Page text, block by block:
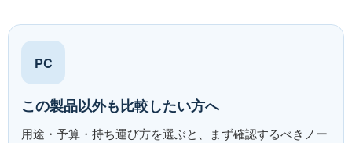
PC
この製品以外も比較したい方へ
用途・予算・持ち運び方を選ぶと、まず確認するべきノー